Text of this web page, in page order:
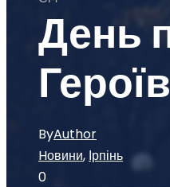
День
ByAuthor
Hовини, Ірпінь
0